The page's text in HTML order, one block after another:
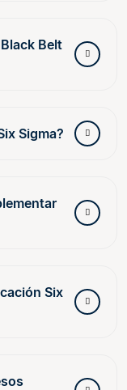
Belt
Sigma?
Six